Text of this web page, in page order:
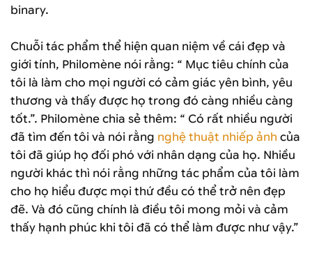
binary.
Chuỗi tác phẩm thể hiện quan niệm về cái đẹp và
giới tính, Philomène nói rằng: “ Mục tiêu chính của
tôi là làm cho mọi người có cảm giác yên bình, yêu
thương và thấy được họ trong đó càng nhiều càng
tốt.”. Philomène chia sẻ thêm: “ Có rất nhiều người
đã tìm đến tôi và nói rằng nghệ thuật nhiếp ảnh của
tôi đã giúp họ đối phó với nhân dạng của họ. Nhiều
người khác thì nói rằng những tác phẩm của tôi làm
cho họ hiểu được mọi thứ đều có thể trở nên đẹp
đẽ. Và đó cũng chính là điều tôi mong mỏi và cảm
thấy hạnh phúc khi tôi đã có thể làm được như vậy.”